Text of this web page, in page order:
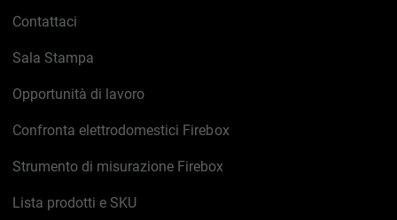
Contattaci
Sala Stampa
Opportunità di lavoro
Confronta elettrodomestici Firebox
Strumento di misurazione Firebox
Lista prodotti e SKU